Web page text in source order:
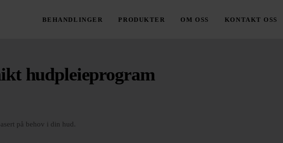
BEHANDLINGER PRODUKTER OM OSS KONTAKT OSS
hudpleieprogram
på behov i din hud.